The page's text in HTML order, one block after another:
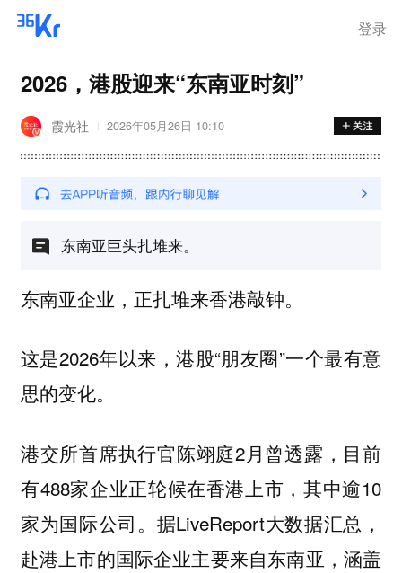
登录
2026，港股迎来“东南亚时刻”
霞光社 2026年05月26日 10:10
东南亚巨头扎堆来。
东南亚企业，正扎堆来香港敲钟。
这是2026年以来，港股“朋友圈”一个最有意
思的变化。
港交所首席执行官陈翊庭2月曾透露，目前
有488家企业正轮候在香港上市，其中逾10
家为国际公司。据LiveReport大数据汇总，
赴港上市的国际企业主要来自东南亚，涵盖